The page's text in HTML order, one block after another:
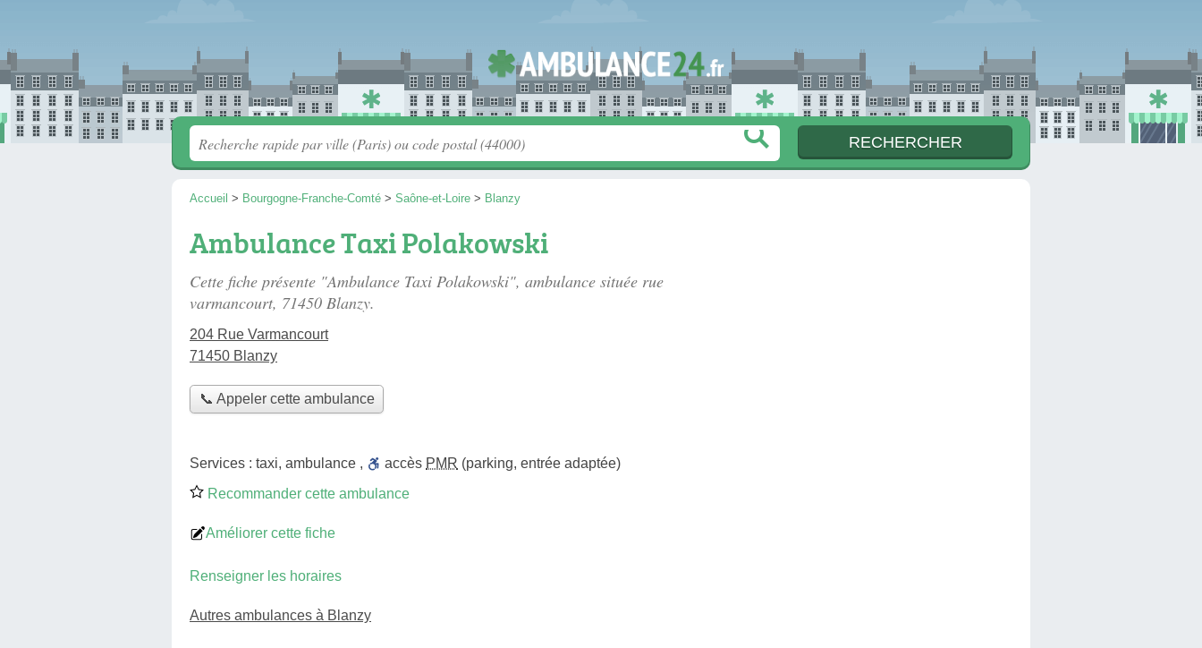
Accueil > Bourgogne-Franche-Comté > Saône-et-Loire > Blanzy
Ambulance Taxi Polakowski
Cette fiche présente "Ambulance Taxi Polakowski", ambulance située rue
varmancourt, 71450 Blanzy.
204 Rue Varmancourt
71450 Blanzy
📞 Appeler cette ambulance
Services : taxi, ambulance , accès PMR (parking, entrée adaptée)
Recommander cette ambulance
Améliorer cette fiche
Renseigner les horaires
Autres ambulances à Blanzy